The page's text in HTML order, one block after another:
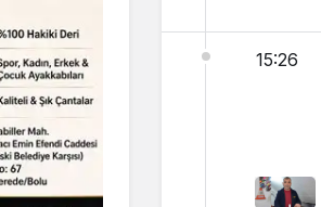
15:26